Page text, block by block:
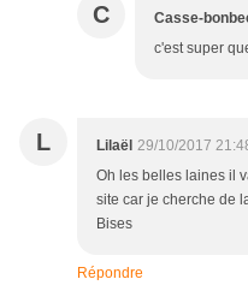
C Casse-
c'est super
L Lilaël 29/10/2017
Oh les belles laines il
site car je cherche de
Bises
Répondre